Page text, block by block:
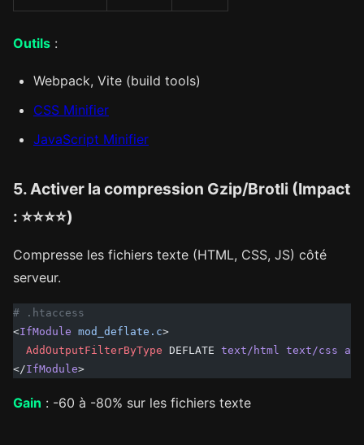
Outils :
Webpack, Vite (build tools)
CSS Minifier
JavaScript Minifier
5. Activer la compression Gzip/Brotli (Impact
: ⭐⭐⭐⭐)
Compresse les fichiers texte (HTML, CSS, JS) côté
serveur.
# .htaccess
<IfModule mod_deflate.c>
  AddOutputFilterByType
DEFLATE text/html text/css
</IfModule>
Gain : -60 à -80% sur les fichiers texte